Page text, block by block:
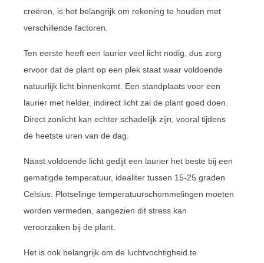
creëren, is het belangrijk om rekening te houden met
verschillende factoren.
Ten eerste heeft een laurier veel licht nodig, dus zorg
ervoor dat de plant op een plek staat waar voldoende
natuurlijk licht binnenkomt. Een standplaats voor een
laurier met helder, indirect licht zal de plant goed doen.
Direct zonlicht kan echter schadelijk zijn, vooral tijdens
de heetste uren van de dag.
Naast voldoende licht gedijt een laurier het beste bij een
gematigde temperatuur, idealiter tussen 15-25 graden
Celsius. Plotselinge temperatuurschommelingen moeten
worden vermeden, aangezien dit stress kan
veroorzaken bij de plant.
Het is ook belangrijk om de luchtvochtigheid te